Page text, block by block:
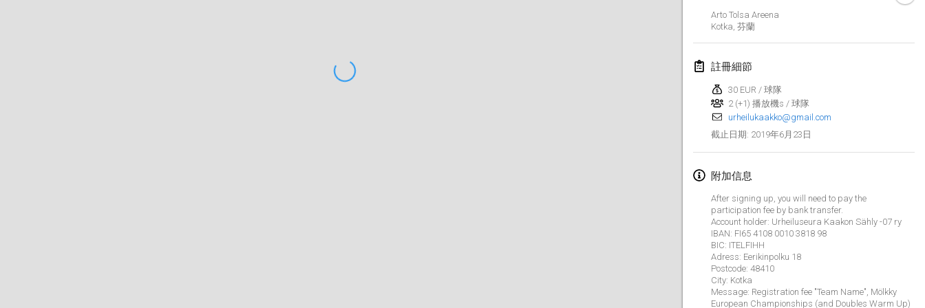
Arto Tolsa Areena
Kotka 芬蘭
註冊細節
30 EUR / 球隊
2 (+1) 播放機s / 球隊
urheilukaakko@gmail.com
截止日期: 2019年6月23日
附加信息
After signing up, you will need to pay the
participation fee by bank transfer.
Account holder: Urheiluseura Kaakon Sähly -07 ry
IBAN: FI65 4108 0010 3818 98
BIC: ITELFIHH
Adress: Eerikinpolku 18
Postcode: 48410
City: Kotka
Message: Registration fee "Team Name", Mölkky
European Championships (and Doubles Warm Up)
Kotka Mölkky Open Indoor
2019年2月2日
Lumi Mölkky
2019年2月9日| 芬蘭
Tournoi de la St Valentin
2019年2月9日
OTH
2019年2月16日|芬蘭
Indoor des Bouchons
2019年2月16日